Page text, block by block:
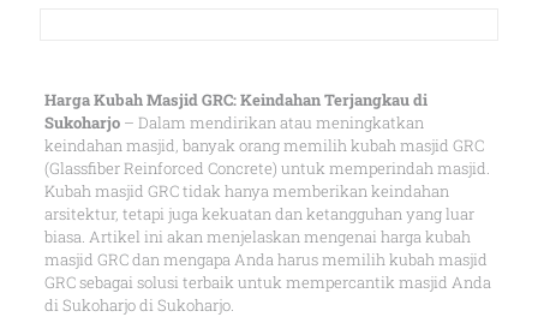
Harga Kubah Masjid GRC: Keindahan Terjangkau di
Sukoharjo– Dalam mendirikan atau meningkatkan
keindahan masjid, banyak orang memilih kubah masjid GRC
(Glassfiber Reinforced Concrete) untuk memperindah masjid.
Kubah masjid GRC tidak hanya memberikan keindahan
arsitektur, tetapi juga kekuatan dan ketangguhan yang luar
biasa. Artikel ini akan menjelaskan mengenai harga kubah
masjid GRC dan mengapa Anda harus memilih kubah masjid
GRC sebagai solusi terbaik untuk mempercantik masjid Anda
di Sukoharjo di Sukoharjo.